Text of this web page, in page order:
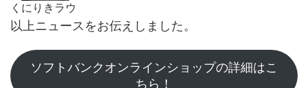
くにりきラウ
以上ニュースをお伝えしました。
ソフトバンクオンラインショップの詳細はこ
ちら！